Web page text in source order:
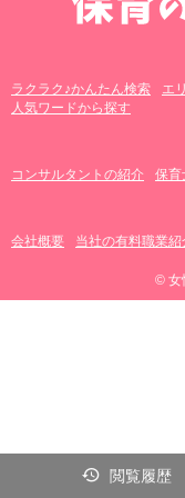
ラクラク♪かんたん検索 エ
人気ワードから探す
コンサルタントの紹介 保育
会社概要 当社の有料職業紹
© 女
閲覧履歴